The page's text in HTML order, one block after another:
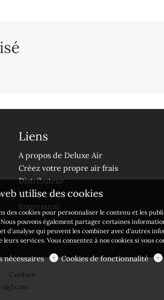
Liens
A propos de Deluxe Air
Créez votre propre air frais
Distributeur
Vérifiez nos références
Impressum
Cookies
dg1.com
utilise des cookies
des cookies pour personnaliser le contenu et les
pouvons également partager certaines
d'analyse qui peuvent les combiner avec d'autres
services. Vous consentez à nos cookies si vous
nécessaires Cookies de fonctionnalité